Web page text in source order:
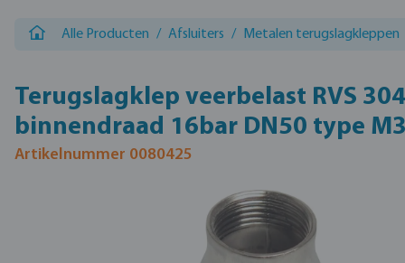
Alle Producten / Afsluiters / Metalen terugslagkleppen
Terugslagklep veerbelast RVS
binnendraad 16bar DN50 type
Artikelnummer 0080425